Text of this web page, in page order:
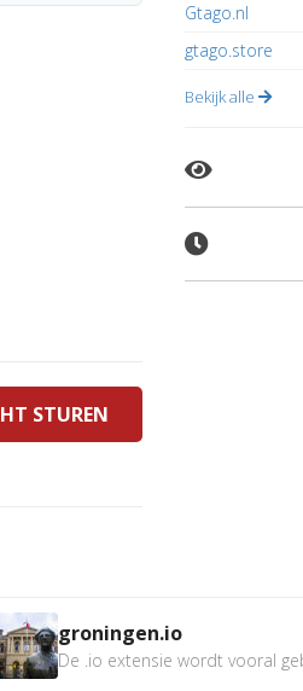
STUREN
Gtago.nl
gtago.store
Bekijk alle
groningen.io
De .io extensie wordt vooral